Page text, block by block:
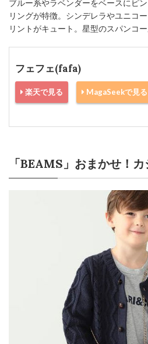
ブルー系やラベンダーをベースにピ
リングが特徴。シンデレラやユニコ
リントがキュート。星型のスパンコ
フェフェ(fafa)
楽天で見る MagaSeekで見る
「BEAMS」おまかせ！